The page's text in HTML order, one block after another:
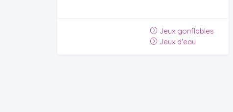
Jeux gonflables
Jeux d'eau